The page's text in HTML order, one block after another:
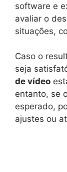
software e
avaliar o
situações,
Caso o
seja
de vídeo
entanto, se
esperado,
ajustes ou